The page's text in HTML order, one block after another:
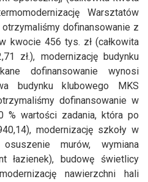
Warsztatów
dofinansowanie z
kwocie 456 tys. zł (całkowita
zł.), modernizację budynku
dofinansowanie wynosi
budynku klubowego MKS
dofinansowanie w
% wartości zadania, która po
modernizację szkoły w
murów, wymiana
łazienek), budowę świetlicy
nawierzchni hali